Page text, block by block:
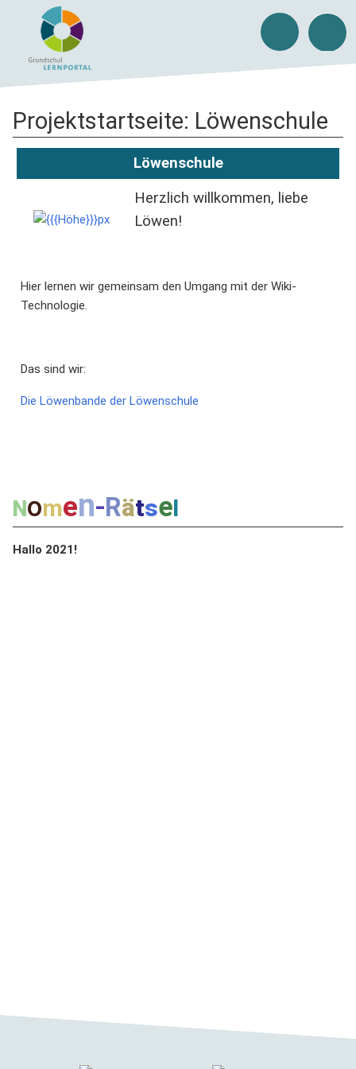
Projektstartseite: Löwenschule
Löwenschule
Herzlich willkommen, liebe
Löwen!
Hier lernen wir gemeinsam den Umgang mit der Wiki-
Technologie.
Das sind wir:
Die Löwenbande der Löwenschule
Nomen-Rätse
Hallo 2021!